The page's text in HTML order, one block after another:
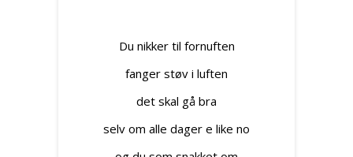
Du nikker til fornuften
fanger støv i luften
det skal gå bra
selv om alle dager e like no